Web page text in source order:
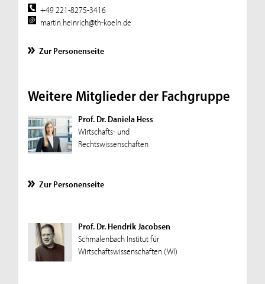
+49 221-8275-3416
martin.heinrich@th-koeln.de
Zur Personenseite
Weitere Mitglieder der Fachgruppe
Prof. Dr. Daniela Hess
Wirtschafts- und
Rechtswissenschaften
Zur Personenseite
Prof. Dr. Hendrik Jacobsen
Schmalenbach Institut für
Wirtschaftswissenschaften (WI)